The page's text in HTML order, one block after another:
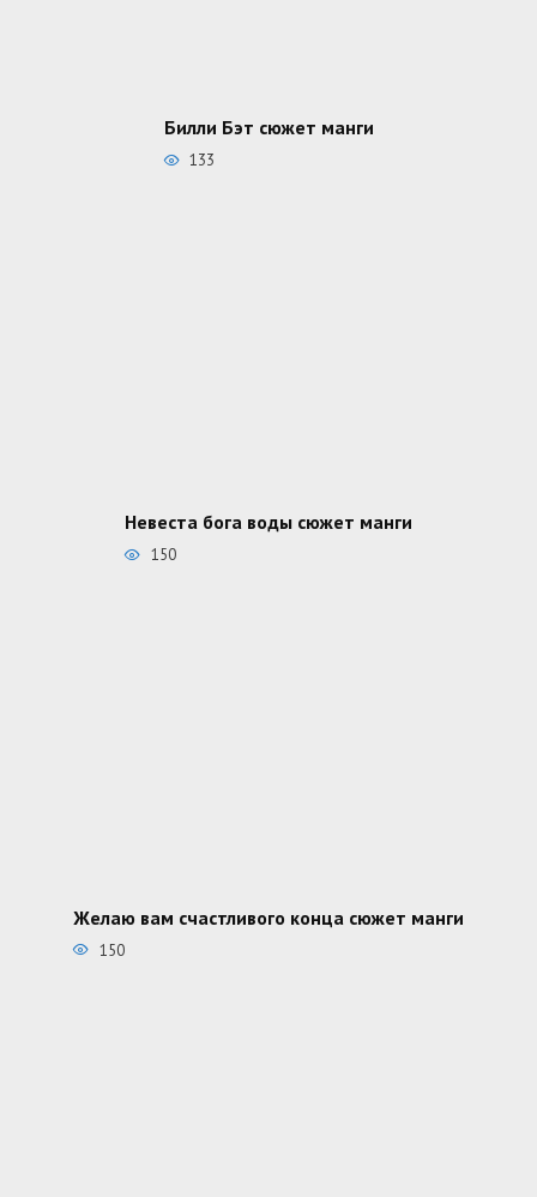
Билли Бэт сюжет манги
133
Невеста бога воды сюжет манги
150
Желаю вам счастливого конца сюжет манги
150